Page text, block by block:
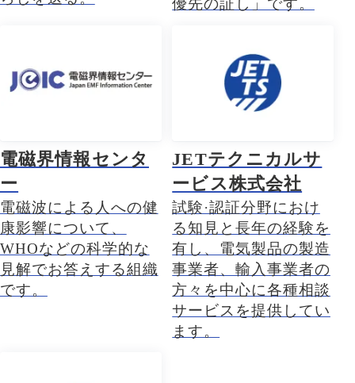
優先の証し」です。
電磁界情報センタ
ー
電磁波による人への健
康影響について、
WHOなどの科学的な
見解でお答えする組織
です。
JETテクニカルサ
ービス株式会社
試験·認証分野におけ
る知見と長年の経験を
有し、電気製品の製造
事業者、輸入事業者の
方々を中心に各種相談
サービスを提供してい
ます。